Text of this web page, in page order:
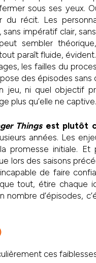
sous ses yeux.
du récit. Les
impératif clair,
sembler
paraît fluide, évident.
les failles du
des épisodes sans
jeu, ni quel objectif
plus qu’elle ne captive.
Thingsest plutôt
années. Les
promesse initiale. Et
lors des saisons
de faire
tout, étire chaque
d’épisodes,
ces